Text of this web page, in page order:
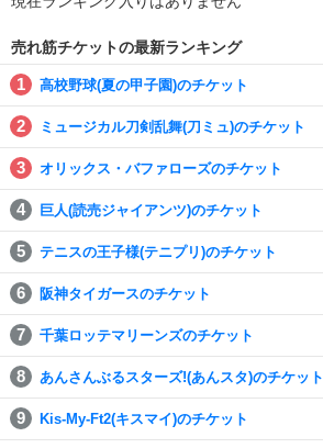
売れ筋チケットの最新ランキング
高校野球(夏の甲子園)のチケット
ミュージカル刀剣乱舞(刀ミュ)のチケット
オリックス・バファローズのチケット
巨人(読売ジャイアンツ)のチケット
テニスの王子様(テニプリ)のチケット
阪神タイガースのチケット
千葉ロッテマリーンズのチケット
あんさんぶるスターズ!(あんスタ)のチケット
Kis-My-Ft2(キスマイ)のチケット